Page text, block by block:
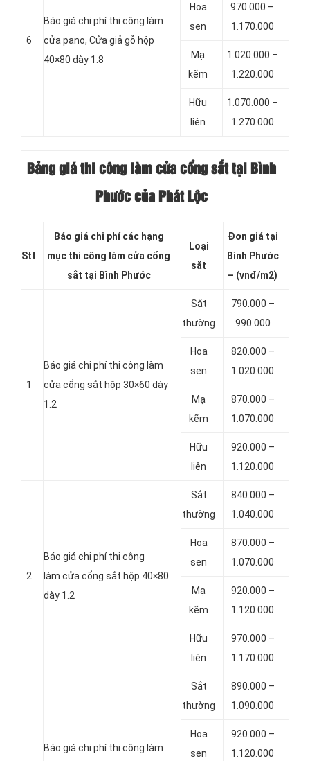
6
Báo giá chi phí thi công làm
cửa pano, Cửa giả gỗ hộp
40×80 dày 1.8
Hoa
sen
970.000 –
1.170.000
Mạ
kẽm
1.020.000 –
1.220.000
Hữu
liên
1.070.000 –
1.270.000
Bảng giá thi công làm cửa cổng sắt tại Bình
Phước của Phát Lộc
Stt
Báo giá chi phí các hạng
mục thi công làm cửa cổng
sắt tại Bình Phước
Loại
sắt
Đơn giá tại
Bình Phước
– (vnđ/m2)
1
Báo giá chi phí thi công làm
cửa cổng sắt hộp 30×60 dày
1.2
Sắt
thường
790.000 –
990.000
Hoa
sen
820.000 –
1.020.000
Mạ
kẽm
870.000 –
1.070.000
Hữu
liên
920.000 –
1.120.000
2
Báo giá chi phí thi công
làm cửa cổng sắt hộp 40×80
dày 1.2
Sắt
thường
840.000 –
1.040.000
Hoa
sen
870.000 –
1.070.000
Mạ
kẽm
920.000 –
1.120.000
Hữu
liên
970.000 –
1.170.000
Báo giá chi phí thi công làm
Sắt
thường
890.000 –
1.090.000
Hoa
sen
920.000 –
1.120.000